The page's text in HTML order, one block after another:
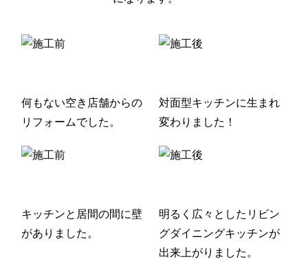
何もない空き店舗からの
リフォームでした。
対面型キッチンに生まれ
変わりました！
キッチンと居間の間に壁
がありました。
明るく広々としたリビン
グダイニングキッチンが
出来上がりました。